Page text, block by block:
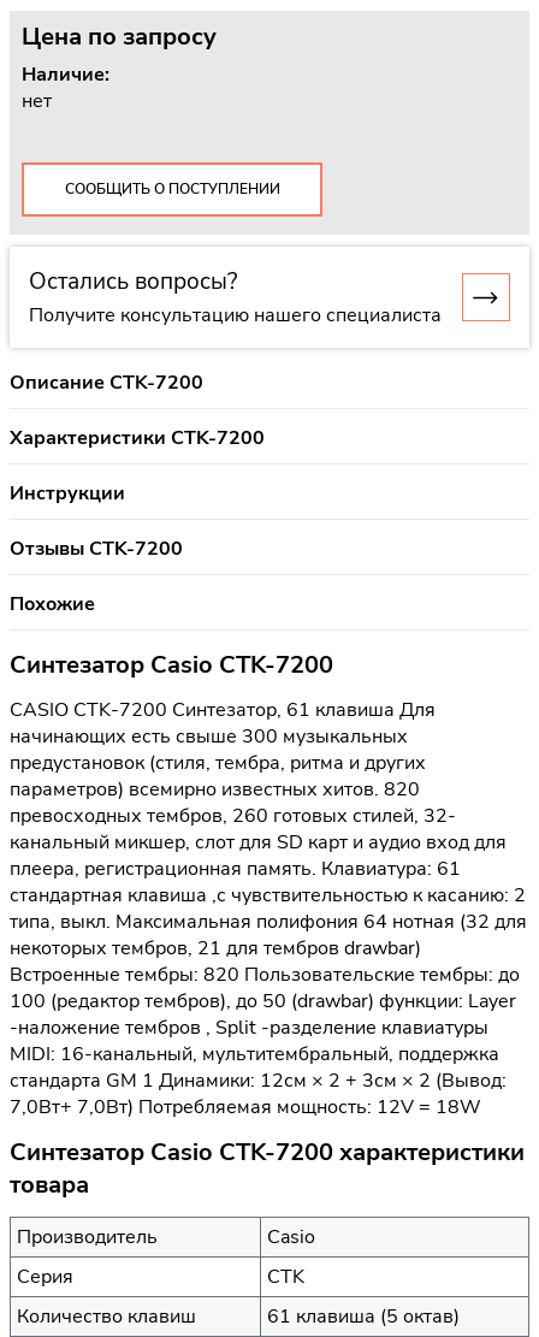
Цена по запросу
Наличие:
нет
СООБЩИТЬ О ПОСТУПЛЕНИИ
Остались вопросы?
Получите консультацию нашего специалиста
Описание CTK-7200
Характеристики CTK-7200
Инструкции
Отзывы CTK-7200
Похожие
Синтезатор Casio CTK-7200
CASIO CTK-7200 Синтезатор, 61 клавиша Для
начинающих есть свыше 300 музыкальных
предустановок (стиля, тембра, ритма и других
параметров) всемирно известных хитов. 820
превосходных тембров, 260 готовых стилей, 32-
канальный микшер, слот для SD карт и аудио вход для
плеера, регистрационная память. Клавиатура: 61
стандартная клавиша ,с чувствительностью к касанию: 2
типа, выкл. Максимальная полифония 64 нотная (32 для
некоторых тембров, 21 для тембров drawbar)
Встроенные тембры: 820 Пользовательские тембры: до
100 (редактор тембров), до 50 (drawbar) функции: Layer
-наложение тембров , Split -разделение клавиатуры
MIDI: 16-канальный, мультитембральный, поддержка
стандарта GM 1 Динамики: 12см × 2 + 3см × 2 (Вывод:
7,0Вт+ 7,0Вт) Потребляемая мощность: 12V = 18W
Синтезатор Casio CTK-7200 характеристики
товара
Производитель
Casio
Серия
CTK
Количество клавиш
61 клавиша (5 октав)